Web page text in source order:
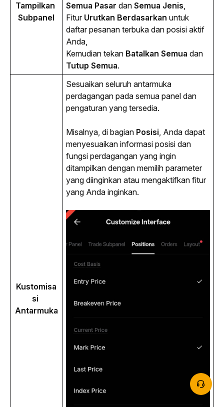
Tampilkan
Subpanel
Semua Pasar dan Semua Jenis,
Fitur Urutkan Berdasarkan untuk
daftar pesanan terbuka dan posisi aktif
Anda,
Kemudian tekanBatalkan Semua dan
Tutup Semua.
Kustomisa
si
Antarmuka
Sesuaikan seluruh antarmuka
perdagangan pada semua panel dan
pengaturan yang tersedia.
Misalnya, di bagian Posisi, Anda dapat
menyesuaikan informasi posisi dan
fungsi perdagangan yang ingin
ditampilkan dengan memilih parameter
yang diinginkan atau mengaktifkan fitur
yang Anda inginkan.